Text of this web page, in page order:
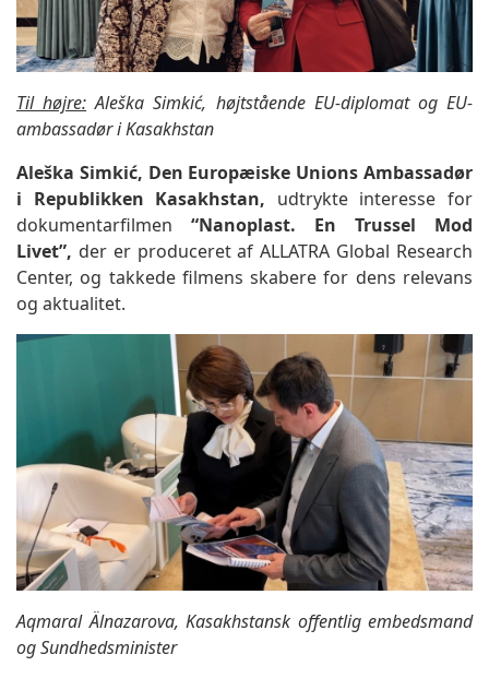
Til højre: Aleška Simkić, højtstående EU-diplomat og EU-
ambassadør i Kasakhstan
Aleška Simkić, Den Europæiske Unions Ambassadør
i Republikken Kasakhstan, udtrykte interesse for
dokumentarfilmen “Nanoplast. En Trussel Mod
Livet”, der er produceret af ALLATRA Global Research
Center, og takkede filmens skabere for dens relevans
og aktualitet.
Aqmaral Älnazarova, Kasakhstansk offentlig embedsmand
og Sundhedsminister